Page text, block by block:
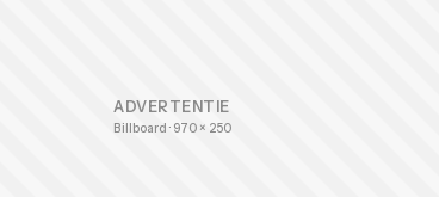
ADVERTENTIE
Billboard · 970 × 250